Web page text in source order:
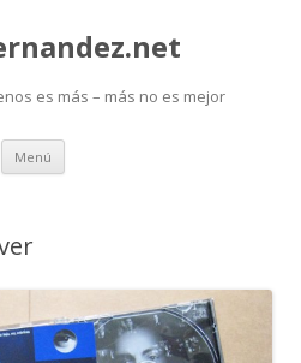
es más – más no es mejor
Menú Saltar
contenido